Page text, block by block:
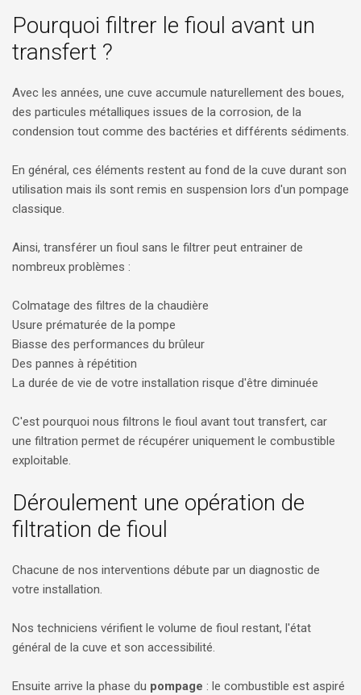
Pourquoi filtrer le fioul avant un
transfert ?
Avec les années, une cuve accumule naturellement des boues,
des particules métalliques issues de la corrosion, de la
condension tout comme des bactéries et différents sédiments.
En général, ces éléments restent au fond de la cuve durant son
utilisation mais ils sont remis en suspension lors d'un pompage
classique.
Ainsi, transférer un fioul sans le filtrer peut entrainer de
nombreux problèmes :
Colmatage des filtres de la chaudière
Usure prématurée de la pompe
Biasse des performances du brûleur
Des pannes à répétition
La durée de vie de votre installation risque d'être diminuée
C'est pourquoi nous filtrons le fioul avant tout transfert, car
une filtration permet de récupérer uniquement le combustible
exploitable.
Déroulement une opération de
filtration de fioul
Chacune de nos interventions débute par un diagnostic de
votre installation.
Nos techniciens vérifient le volume de fioul restant, l'état
général de la cuve et son accessibilité.
Ensuite arrive la phase du pompage : le combustible est aspiré